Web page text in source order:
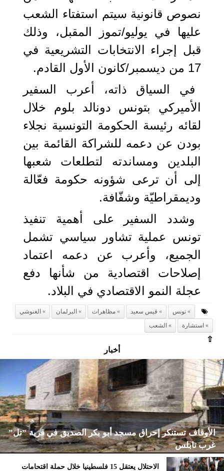
نصوص قانونية سيتم استفتاء الشعب
عليها في يوليو/تموز المقبل، وذلك
قبل إجراء الانتخابات التشريعية في
17 من ديسمبر/كانون الأول القادم.
في السياق ذاته، أعرب السفير
الأميركي بتونس دونالد بلوم خلال
لقائه رئيسة الحكومة التونسية نجلاء
بودن عن دعمه للشراكة القائمة بين
البلدين ومساندته لتطلعات شعبها
إلى أن ترعى شؤونه حكومة فعّالة
وديمقراطيّة وشفّافة.
وشدد السفير على أهمية تنفيذ
تونس عملية تشاور سياسي تشمل
الجميع، وأعرب عن دعمه اعتماد
إصلاحات اقتصادية من شأنها دفع
عجلة النمو الاقتصادي في البلاد.
تونس قيس سعيد مظاهرات البرلمان
الغنوشي
استشارة
الشعب
⇧
أخبار
الأوقاف تستنكر إحراق مسجد أبو بكر الصديق في قرية ”تل”
غرب نابلس
الاحتلال يعتقل 15 فلسطينيا خلال حملة اقتحامات